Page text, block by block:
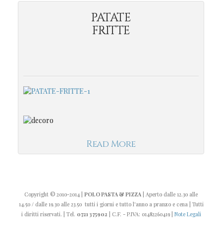
PATATE
FRITTE
Read More
Copyright © 2010-2014 POLO PASTA & PIZZA | Aperto dalle 12.30 alle
14.50 / dalle 19.30 alle 23.50 tutti i giorni e tutto l'anno a pranzo e cena | Tutti
i diritti riservati. | Tel. 0721 375902 | C.F. - P.IVA: 01482260419 | Note Legali